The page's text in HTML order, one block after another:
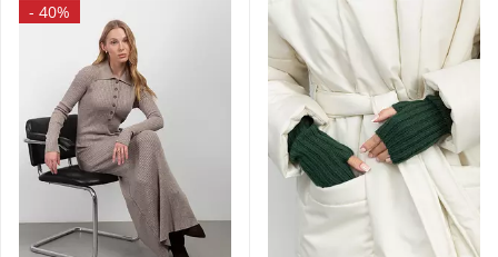
- 40%